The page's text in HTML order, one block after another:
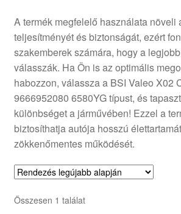
Rólunk
Saját fiókom
Szállítás
Szállítás világszerte
Szekér
A termék megfelelő használata növeli
teljesítményét és biztonságát, ezért
szakemberek számára, hogy a
válasszák. Ha Ön is az optimális
habozzon, válassza a BSI Valeo X02
9666952080 6580YG típust, és
különbséget a járművében! Ezzel a
biztosíthatja autója hosszú
zökkenőmentes működését.
Összesen 1 találat